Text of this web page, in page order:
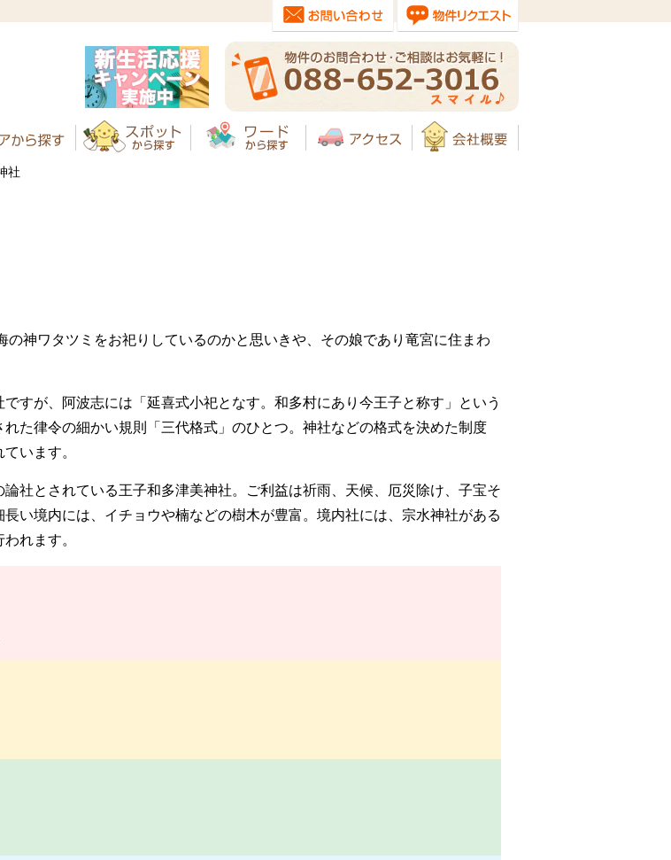
社
の神ワタツミをお祀りしているのかと思いきや、その娘であり竜宮に住まわ
すが、阿波志には「延喜式小祀となす。和多村にあり今王子と称す」という
た律令の細かい規則「三代格式」のひとつ。神社などの格式を決めた制度
います。
社とされている王子和多津美神社。ご利益は祈雨、天候、厄災除け、子宝そ
い境内には、イチョウや楠などの樹木が豊富。境内社には、宗水神社がある
れます。